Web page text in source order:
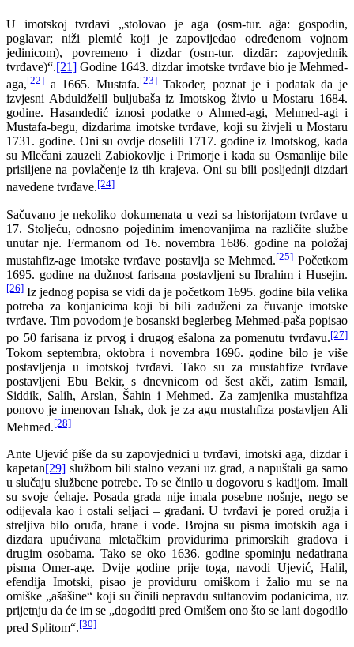
U imotskoj tvrđavi „stolovao je aga (osm-tur. ağa: gospodin,
poglavar; niži plemić koji je zapovijedao određenom vojnom
jedinicom), povremeno i dizdar (osm-tur. dizdār: zapovjednik
tvrđave)“.[21] Godine 1643. dizdar imotske tvrđave bio je Mehmed-
aga,[22] a 1665. Mustafa.[23]Također, poznat je i podatak da je
izvjesni Abduldželil buljubaša iz Imotskog živio u Mostaru 1684.
godine. Hasandedić iznosi podatke o Ahmed-agi, Mehmed-agi i
Mustafa-begu, dizdarima imotske tvrđave, koji su živjeli u Mostaru
1731. godine. Oni su ovdje doselili 1717. godine iz Imotskog, kada
su Mlečani zauzeli Zabiokovlje i Primorje i kada su Osmanlije bile
prisiljene na povlačenje iz tih krajeva. Oni su bili posljednji dizdari
navedene tvrđave.[24]
Sačuvano je nekoliko dokumenata u vezi sa historijatom tvrđave u
17. Stoljeću, odnosno pojedinim imenovanjima na različite službe
unutar nje. Fermanom od 16. novembra 1686. godine na položaj
mustahfiz-age imotske tvrđave postavlja se Mehmed.[25] Početkom
1695. godine na dužnost farisana postavljeni su Ibrahim i Husejin.
[26] Iz jednog popisa se vidi da je početkom 1695. godine bila velika
potreba za konjanicima koji bi bili zaduženi za čuvanje imotske
tvrđave. Tim povodom je bosanski beglerbeg Mehmed-paša popisao
po 50 farisana iz prvog i drugog ešalona za pomenutu tvrđavu.[27]
Tokom septembra, oktobra i novembra 1696. godine bilo je više
postavljenja u imotskoj tvrđavi. Tako su za mustahfize tvrđave
postavljeni Ebu Bekir, s dnevnicom od šest akči, zatim Ismail,
Siddik, Salih, Arslan, Šahin i Mehmed. Za zamjenika mustahfiza
ponovo je imenovan Ishak, dok je za agu mustahfiza postavljen Ali
Mehmed.[28]
Ante Ujević piše da su zapovjednici u tvrđavi, imotski aga, dizdar i
kapetan[29] službom bili stalno vezani uz grad, a napuštali ga samo
u slučaju službene potrebe. To se činilo u dogovoru s kadijom. Imali
su svoje ćehaje. Posada grada nije imala posebne nošnje, nego se
odijevala kao i ostali seljaci – građani. U tvrđavi je pored oružja i
streljiva bilo oruđa, hrane i vode. Brojna su pisma imotskih aga i
dizdara upućivana mletačkim providurima primorskih gradova i
drugim osobama. Tako se oko 1636. godine spominju nedatirana
pisma Omer-age. Dvije godine prije toga, navodi Ujević, Halil,
efendija Imotski, pisao je providuru omiškom i žalio mu se na
omiške „ašašine“ koji su činili nepravdu sultanovim podanicima, uz
prijetnju da će im se „dogoditi pred Omišem ono što se lani dogodilo
pred Splitom“.[30]